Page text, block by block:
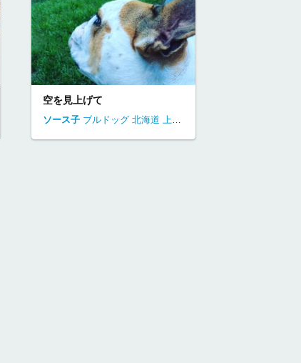
空を見上げて
ソース子 ブルドッグ 北海道 上を向いて。